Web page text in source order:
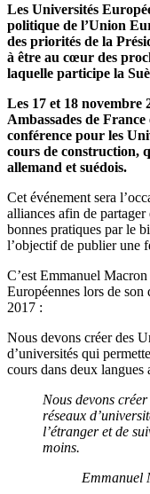
Les Universités
politique de l’Union
des priorités de la
à être au cœur des
laquelle participe la
Les 17 et 18 novembre
Ambassades de
conférence pour les
cours de construction,
allemand et suédois.
Cet événement sera
alliances afin de
bonnes pratiques par le
l’objectif de publier une
C’est Emmanuel
Européennes lors de son
2017 :
Nous devons créer des
d’universités qui
cours dans deux langues
Nous devons
réseaux
l’étranger et de
moins.
Emmanuel